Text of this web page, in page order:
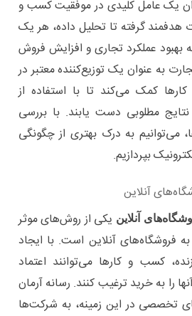
یک عامل کلیدی در موفقیت کسب و
هدفمند گرفته تا تحلیل داده، هر یک
بهبود عملکرد تجاری و افزایش فروش
به عنوان یک توزیع‌کننده معتبر در
کمک می‌کند تا با استفاده از
مطلوبی دست یابند. با بررسی
می‌توانیم به درک بهتری از چگونگی
بپردازیم.
آنلاین
آنلاین یکی از روش‌های موثر
فروشگاه‌های آنلاین است. با ایجاد
کسب و کارها می‌توانند اعتماد
را به خرید ترغیب کنند. رسانه آرمان
تخصصی در این زمینه، به شرکت‌ها